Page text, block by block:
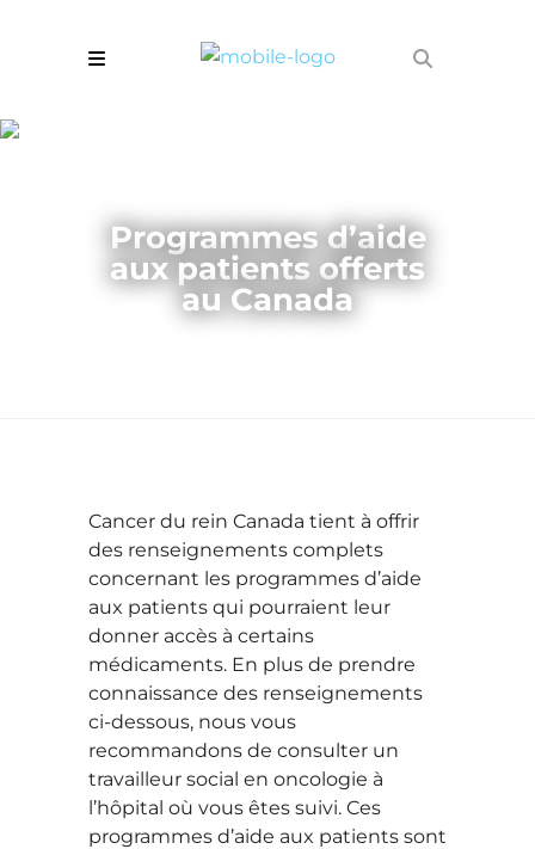
Programmes d’aide
aux patients offerts
au Canada
Cancer du rein Canada tient à offrir
des renseignements complets
concernant les programmes d’aide
aux patients qui pourraient leur
donner accès à certains
médicaments. En plus de prendre
connaissance des renseignements
ci-dessous, nous vous
recommandons de consulter un
travailleur social en oncologie à
l’hôpital où vous êtes suivi. Ces
programmes d’aide aux patients sont